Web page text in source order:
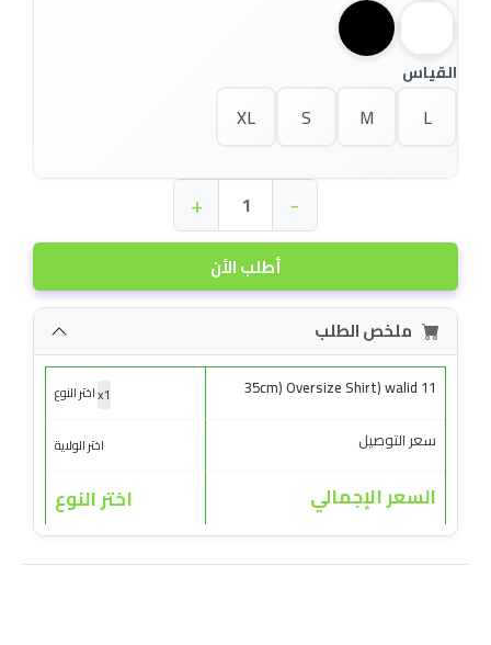
القياس
L
M
S
XL
أطلب الأن
-
+
ملخص الطلب
35cm) Oversize Shirt) walid 11
x1 اختر النوع
سعر التوصيل اختر الولاية
السعر الإجمالي اختر النوع